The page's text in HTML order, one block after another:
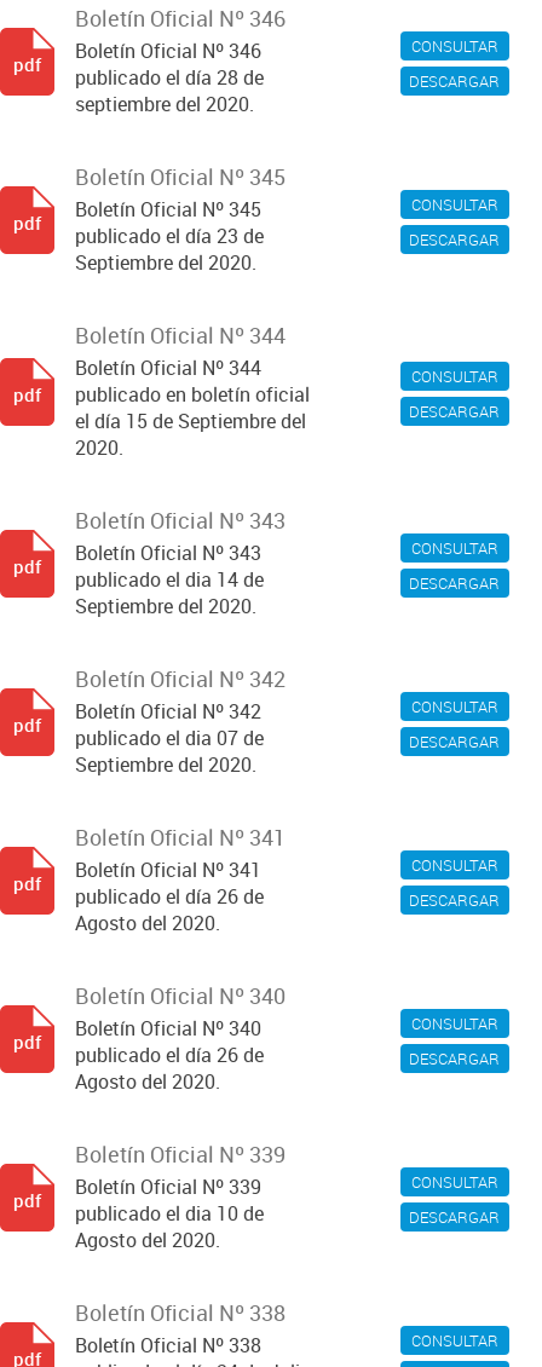
CONSULTAR
DESCARGAR
Boletín Oficial Nº 346
Boletín Oficial Nº 346
publicado el día 28 de
septiembre del 2020.
pdf
CONSULTAR
DESCARGAR
Boletín Oficial Nº 345
Boletín Oficial Nº 345
publicado el día 23 de
Septiembre del 2020.
pdf
CONSULTAR
DESCARGAR
Boletín Oficial Nº 344
Boletín Oficial Nº 344
publicado en boletín oficial
el día 15 de Septiembre del
2020.
pdf
CONSULTAR
DESCARGAR
Boletín Oficial Nº 343
Boletín Oficial Nº 343
publicado el dia 14 de
Septiembre del 2020.
pdf
CONSULTAR
DESCARGAR
Boletín Oficial Nº 342
Boletín Oficial Nº 342
publicado el dia 07 de
Septiembre del 2020.
pdf
CONSULTAR
DESCARGAR
Boletín Oficial Nº 341
Boletín Oficial Nº 341
publicado el día 26 de
Agosto del 2020.
pdf
CONSULTAR
DESCARGAR
Boletín Oficial Nº 340
Boletín Oficial Nº 340
publicado el día 26 de
Agosto del 2020.
pdf
CONSULTAR
DESCARGAR
Boletín Oficial Nº 339
Boletín Oficial Nº 339
publicado el dia 10 de
Agosto del 2020.
pdf
CONSULTAR
Boletín Oficial Nº 338
Boletín Oficial Nº 338
pdf